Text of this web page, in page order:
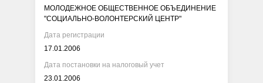
МОЛОДЕЖНОЕ ОБЩЕСТВЕННОЕ ОБЪЕДИНЕНИЕ
"СОЦИАЛЬНО-ВОЛОНТЕРСКИЙ ЦЕНТР"
Дата регистрации
17.01.2006
Дата постановки на налоговый учет
23.01.2006